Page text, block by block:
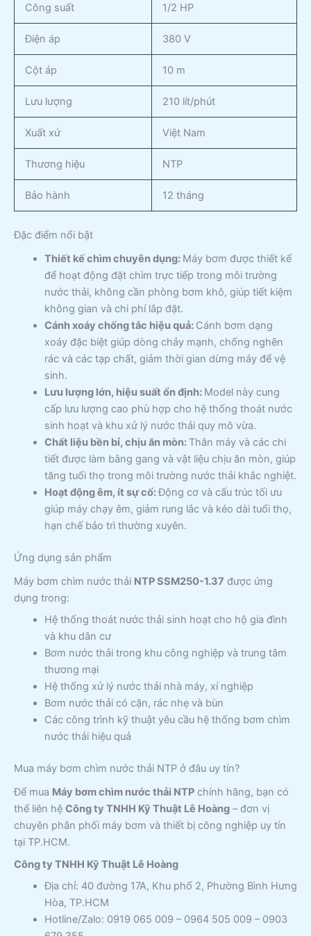
Công suất 1/2 HP
Điện áp 380 V
Cột áp 10 m
Lưu lượng 210 lít/phút
Xuất xứ Việt Nam
Thương hiệu NTP
Bảo hành 12 tháng
Đặc điểm nổi bật
Thiết kế chìm chuyên dụng: Máy bơm được thiết kế
để hoạt động đặt chìm trực tiếp trong môi trường
nước thải, không cần phòng bơm khô, giúp tiết kiệm
không gian và chi phí lắp đặt.
Cánh xoáy chống tắc hiệu quả: Cánh bơm dạng
xoáy đặc biệt giúp dòng chảy mạnh, chống nghẽn
rác và các tạp chất, giảm thời gian dừng máy để vệ
sinh.
Lưu lượng lớn, hiệu suất ổn định: Model này cung
cấp lưu lượng cao phù hợp cho hệ thống thoát nước
sinh hoạt và khu xử lý nước thải quy mô vừa.
Chất liệu bền bỉ, chịu ăn mòn: Thân máy và các chi
tiết được làm bằng gang và vật liệu chịu ăn mòn, giúp
tăng tuổi thọ trong môi trường nước thải khắc nghiệt.
Hoạt động êm, ít sự cố:Động cơ và cấu trúc tối ưu
giúp máy chạy êm, giảm rung lắc và kéo dài tuổi thọ,
hạn chế bảo trì thường xuyên.
Ứng dụng sản phẩm
Máy bơm chìm nước thải NTP SSM250-1.37 được ứng
dụng trong:
Hệ thống thoát nước thải sinh hoạt cho hộ gia đình
và khu dân cư
Bơm nước thải trong khu công nghiệp và trung tâm
thương mại
Hệ thống xử lý nước thải nhà máy, xí nghiệp
Bơm nước thải có cặn, rác nhẹ và bùn
Các công trình kỹ thuật yêu cầu hệ thống bơm chìm
nước thải hiệu quả
Mua máy bơm chìm nước thải NTP ở đâu uy tín?
Để mua Máy bơm chìm nước thải NTP chính hãng, bạn có
thể liên hệ Công ty TNHH Kỹ Thuật Lê Hoàng – đơn vị
chuyên phân phối máy bơm và thiết bị công nghiệp uy tín
tại TP.HCM.
Công ty TNHH Kỹ Thuật Lê Hoàng
Địa chỉ: 40 đường 17A, Khu phố 2, Phường Bình Hưng
Hòa, TP.HCM
Hotline/Zalo: 0919 065 009 – 0964 505 009 – 0903